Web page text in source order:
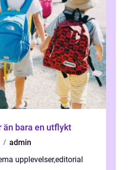
än bara en utflykt
admin
upplevelser,editorial